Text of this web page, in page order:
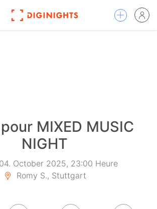
MIXED MUSIC
NIGHT
October 2025, 23:00 Heure
Romy S., Stuttgart